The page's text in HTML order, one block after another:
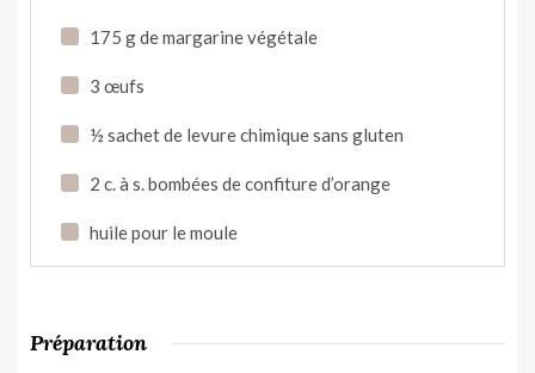
175 g de margarine végétale
3 œufs
½ sachet de levure chimique sans gluten
2 c. à s. bombées de confiture d’orange
huile pour le moule
Préparation